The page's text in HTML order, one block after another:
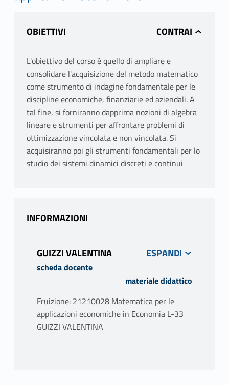
OBIETTIVI
L'obiettivo del corso è quello di ampliare e
consolidare l'acquisizione del metodo matematico
come strumento di indagine fondamentale per le
discipline economiche, finanziarie ed aziendali. A
tal fine, si forniranno dapprima nozioni di algebra
lineare e strumenti per affrontare problemi di
ottimizzazione vincolata e non vincolata. Si
acquisiranno poi gli strumenti fondamentali per lo
studio dei sistemi dinamici discreti e continui
INFORMAZIONI
GUIZZI VALENTINA
scheda docente
materiale didattico
Fruizione: 21210028 Matematica per le
applicazioni economiche in Economia L-33
GUIZZI VALENTINA